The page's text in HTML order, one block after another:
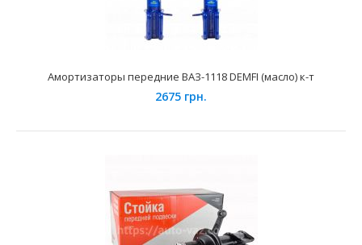
1575 грн.
Амортизаторы передние ВАЗ-1118 DEMFI (масло) к-т
2675 грн.